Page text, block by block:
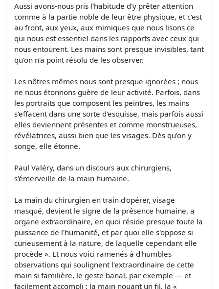
Aussi avons-nous pris l'habitude d'y prêter attention
comme à la partie noble de leur être physique, et c'est
au front, aux yeux, aux mimiques que nous lisons ce
qui nous est essentiel dans les rapports avec ceux qui
nous entourent. Les mains sont presque invisibles, tant
qu'on n'a point résolu de les observer.
Les nôtres mêmes nous sont presque ignorées ; nous
ne nous étonnons guère de leur activité. Parfois, dans
les portraits que composent les peintres, les mains
s'effacent dans une sorte d'esquisse, mais parfois aussi
elles deviennent présentes et comme monstrueuses,
révélatrices, aussi bien que les visages. Dès qu'on y
songe, elle étonne.
Paul Valéry, dans un discours aux chirurgiens,
s'émerveille de la main humaine.
La main du chirurgien en train d'opérer, visage
masqué, devient le signe de la présence humaine, a
organe extraordinaire, en quoi réside presque toute la
puissance de l'humanité, et par quoi elle s'oppose si
curieusement à la nature, de laquelle cependant elle
procède ». Et nous voici ramenés à d'humbles
observations qui soulignent l'extraordinaire de cette
main si familière, le geste banal, par exemple — et
facilement accompli : la main nouant un fil, la «